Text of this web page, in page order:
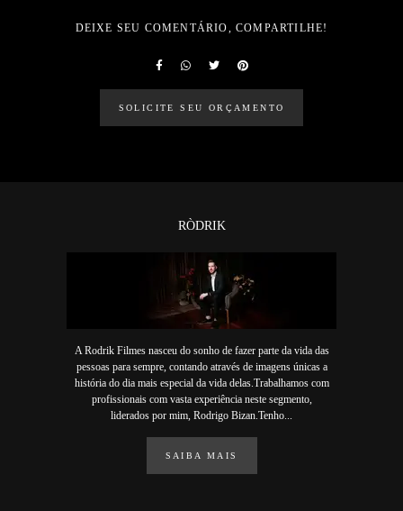
DEIXE SEU COMENTÁRIO, COMPARTILHE!
SOLICITE SEU ORÇAMENTO
RÒDRIK
A Rodrik Filmes nasceu do sonho de fazer parte da vida das
pessoas para sempre, contando através de imagens únicas a
história do dia mais especial da vida delas.Trabalhamos com
profissionais com vasta experiência neste segmento,
liderados por mim, Rodrigo Bizan.Tenho...
SAIBA MAIS